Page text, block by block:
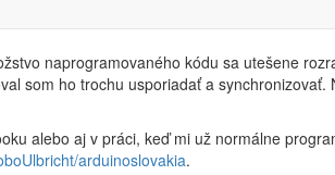
naprogramovaného kódu sa utešene
som ho trochu usporiadať a synchronizovať.
alebo aj v práci, keď mi už normálne
arduinoslovakia.